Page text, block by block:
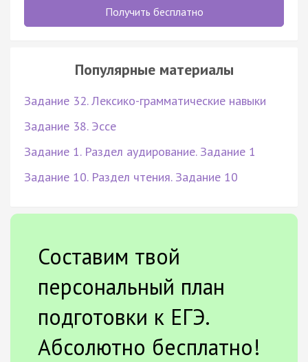
Получить бесплатно
Популярные материалы
Задание 32. Лексико-грамматические навыки
Задание 38. Эссе
Задание 1. Раздел аудирование. Задание 1
Задание 10. Раздел чтения. Задание 10
Составим твой
персональный план
подготовки к ЕГЭ.
Абсолютно бесплатно!